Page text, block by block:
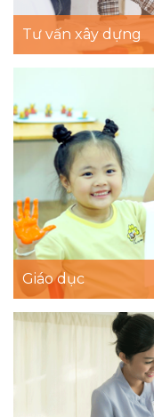
Tư vấn xây dựng
Giáo dục